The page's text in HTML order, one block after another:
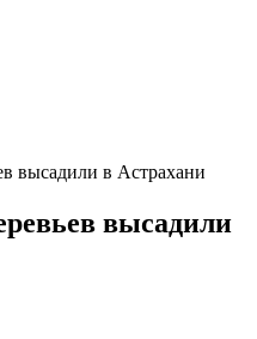
высадили в Астрахани
высадили